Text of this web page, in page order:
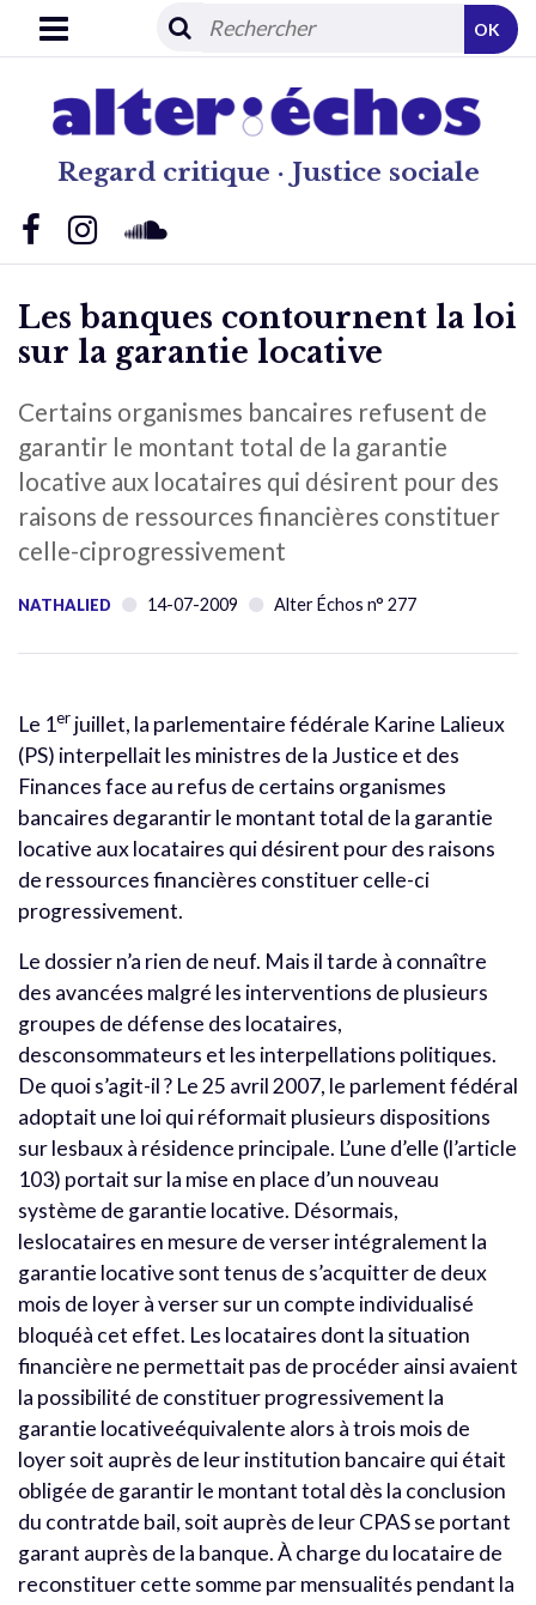
Regard critique · Justice sociale
OK
Les banques contournent la loi
sur la garantie locative
Certains organismes bancaires refusent de
garantir le montant total de la garantie
locative aux locataires qui désirent pour des
raisons de ressources financières constituer
celle-ciprogressivement
NATHALIED 14-07-2009 Alter Échos n° 277
Le 1er juillet, la parlementaire fédérale Karine Lalieux
(PS) interpellait les ministres de la Justice et des
Finances face au refus de certains organismes
bancaires degarantir le montant total de la garantie
locative aux locataires qui désirent pour des raisons
de ressources financières constituer celle-ci
progressivement.
Le dossier n’a rien de neuf. Mais il tarde à connaître
des avancées malgré les interventions de plusieurs
groupes de défense des locataires,
desconsommateurs et les interpellations politiques.
De quoi s’agit-il ? Le 25 avril 2007, le parlement fédéral
adoptait une loi qui réformait plusieurs dispositions
sur lesbaux à résidence principale. L’une d’elle (l’article
103) portait sur la mise en place d’un nouveau
système de garantie locative. Désormais,
leslocataires en mesure de verser intégralement la
garantie locative sont tenus de s’acquitter de deux
mois de loyer à verser sur un compte individualisé
bloquéà cet effet. Les locataires dont la situation
financière ne permettait pas de procéder ainsi avaient
la possibilité de constituer progressivement la
garantie locativeéquivalente alors à trois mois de
loyer soit auprès de leur institution bancaire qui était
obligée de garantir le montant total dès la conclusion
du contratde bail, soit auprès de leur CPAS se portant
garant auprès de la banque. À charge du locataire de
reconstituer cette somme par mensualités pendant la